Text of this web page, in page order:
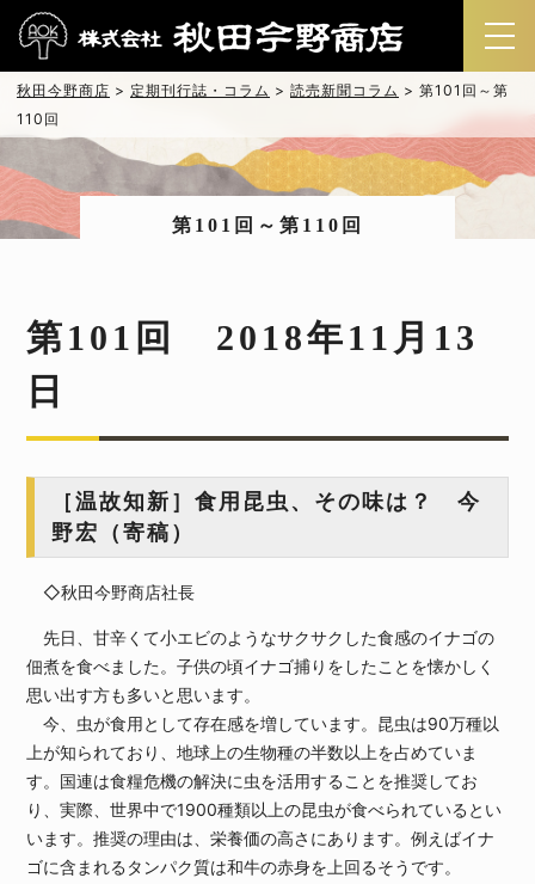
秋田今野商店 > 定期刊行誌・コラム > 読売新聞コラム > 第101回～第
110回
第101回～第110回
第101回 2018年11月13
日
［温故知新］食用昆虫、その味は？ 今
野宏（寄稿）
◇秋田今野商店社長
先日、甘辛くて小エビのようなサクサクした食感のイナゴの
佃煮を食べました。子供の頃イナゴ捕りをしたことを懐かしく
思い出す方も多いと思います。
今、虫が食用として存在感を増しています。昆虫は90万種以
上が知られており、地球上の生物種の半数以上を占めていま
す。国連は食糧危機の解決に虫を活用することを推奨してお
り、実際、世界中で1900種類以上の昆虫が食べられているとい
います。推奨の理由は、栄養価の高さにあります。例えばイナ
ゴに含まれるタンパク質は和牛の赤身を上回るそうです。